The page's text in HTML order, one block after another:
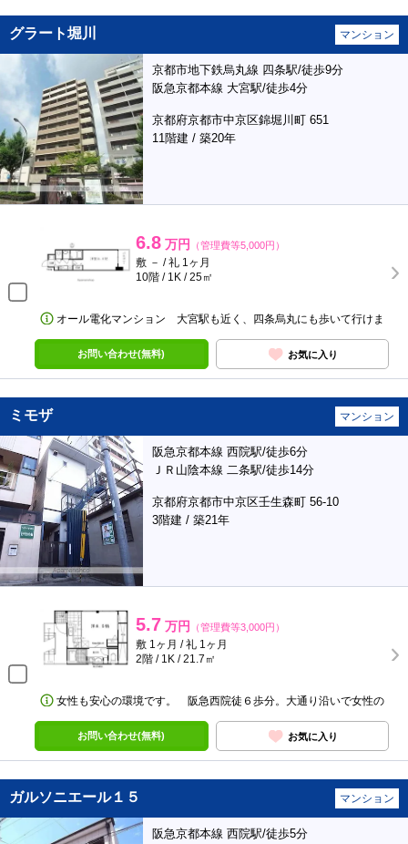
グラート堀川 マンション
京都市地下鉄烏丸線 四条駅/徒歩9分
阪急京都本線 大宮駅/徒歩4分
京都府京都市中京区錦堀川町 651
11階建 / 築20年
6.8 万円 （管理費等5,000円）
敷 － / 礼 1ヶ月
10階 / 1K / 25㎡
オール電化マンション 大宮駅も近く、四条烏丸にも歩いて行けま
お問い合わせ(無料) お気に入り
ミモザ マンション
阪急京都本線 西院駅/徒歩6分
ＪＲ山陰本線 二条駅/徒歩14分
京都府京都市中京区壬生森町 56-10
3階建 / 築21年
5.7 万円 （管理費等3,000円）
敷 1ヶ月 / 礼 1ヶ月
2階 / 1K / 21.7㎡
女性も安心の環境です。 阪急西院徒６歩分。大通り沿いで女性の
お問い合わせ(無料) お気に入り
ガルソニエール１５ マンション
阪急京都本線 西院駅/徒歩5分